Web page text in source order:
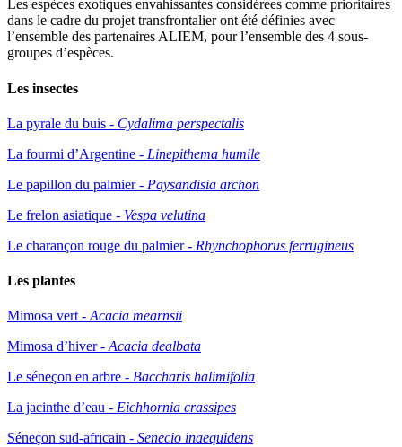
Les espèces exotiques envahissantes considérées comme prioritaires
dans le cadre du projet transfrontalier ont été définies avec
l’ensemble des partenaires ALIEM, pour l’ensemble des 4 sous-
groupes d’espèces.
Les insectes
La pyrale du buis - Cydalima perspectalis
La fourmi d’Argentine - Linepithema humile
Le papillon du palmier - Paysandisia archon
Le frelon asiatique - Vespa velutina
Le charançon rouge du palmier - Rhynchophorus ferrugineus
Les plantes
Mimosa vert - Acacia mearnsii
Mimosa d’hiver - Acacia dealbata
Le séneçon en arbre - Baccharis halimifolia
La jacinthe d’eau - Eichhornia crassipes
Séneçon sud-africain - Senecio inaequidens